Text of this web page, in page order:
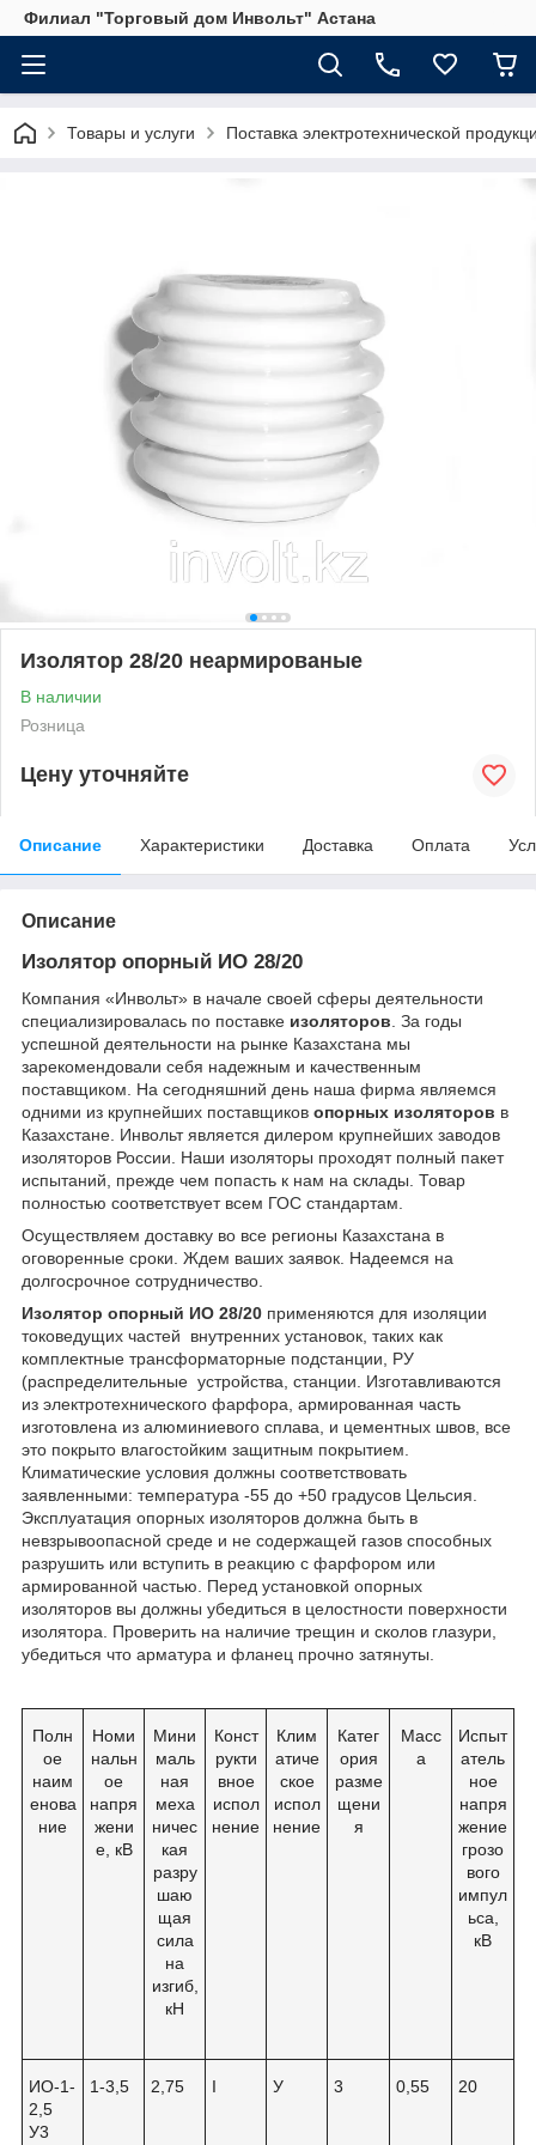
Филиал "Торговый дом Инвольт" Астана
Товары и услуги Поставка электротехнической
Изолятор 28/20 неармированые
В наличии
Розница
Цену уточняйте
Описание Характеристики Доставка Оплата
Описание
Изолятор опорный ИО 28/20
Компания «Инвольт» в начале своей сферы деятельности
специализировалась по поставке изоляторов . За годы
успешной деятельности на рынке Казахстана мы
зарекомендовали себя надежным и качественным
поставщиком. На сегодняшний день наша фирма являемся
одними из крупнейших поставщиков опорных изоляторов в
Казахстане. Инвольт является дилером крупнейших заводов
изоляторов России. Наши изоляторы проходят полный пакет
испытаний, прежде чем попасть к нам на склады. Товар
полностью соответствует всем ГОС стандартам.
Осуществляем доставку во все регионы Казахстана в
оговоренные сроки. Ждем ваших заявок. Надеемся на
долгосрочное сотрудничество.
Изолятор опорный ИО 28/20 применяются для изоляции
токоведущих частей внутренних установок, таких как
комплектные трансформаторные подстанции, РУ
(распределительные устройства, станции. Изготавливаются
из электротехнического фарфора, армированная часть
изготовлена из алюминиевого сплава, и цементных швов, все
это покрыто влагостойким защитным покрытием.
Климатические условия должны соответствовать
заявленными: температура -55 до +50 градусов Цельсия.
Эксплуатация опорных изоляторов должна быть в
невзрывоопасной среде и не содержащей газов способных
разрушить или вступить в реакцию с фарфором или
армированной частью. Перед установкой опорных
изоляторов вы должны убедиться в целостности поверхности
изолятора. Проверить на наличие трещин и сколов глазури,
убедиться что арматура и фланец прочно затянуты.
Полн
ое
наим
енова
ние
Номи
нальн
ое
напря
жени
е, кВ
Мини
маль
ная
меха
ничес
кая
разру
шаю
щая
сила
на
изгиб,
кН
Конст
рукти
вное
испол
нение
Клим
атиче
ское
испол
нение
Катег
ория
разме
щени
я
Масс
а
Испыт
атель
ное
напря
жение
грозо
вого
импул
ьса,
кВ
ИО-1-
2,5
У3
1-3,5 2,75 I У 3 0,55 20